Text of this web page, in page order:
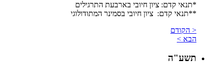
*תנאי קדם: ציון חיובי בארבעת התרגילים
​**תנאי קדם: ציון חיובי בסמינר המתודולוגי
< הקודם
הבא >
תשע"ה